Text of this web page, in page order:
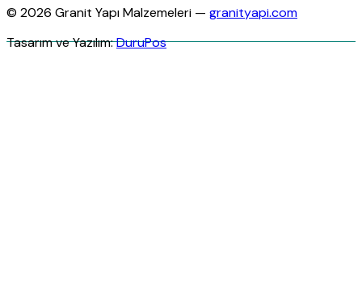
© 2026 Granit Yapı Malzemeleri — granityapi.com
Tasarım ve Yazılım:DuruPos